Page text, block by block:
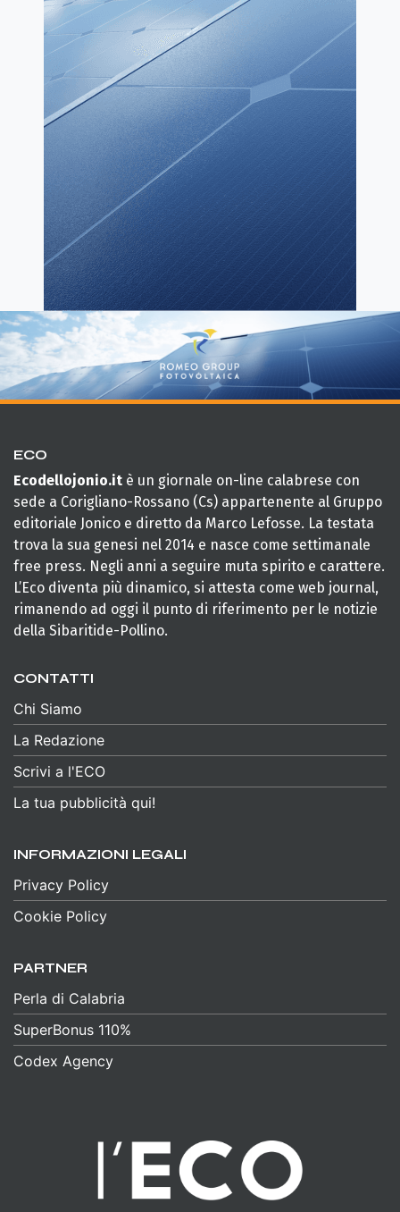
ECO
Ecodellojonio.it è un giornale on-line calabrese con
sede a Corigliano-Rossano (Cs) appartenente al Gruppo
editoriale Jonico e diretto da Marco Lefosse. La testata
trova la sua genesi nel 2014 e nasce come settimanale
free press. Negli anni a seguire muta spirito e carattere.
L’Eco diventa più dinamico, si attesta come web journal,
rimanendo ad oggi il punto di riferimento per le notizie
della Sibaritide-Pollino.
CONTATTI
Chi Siamo
La Redazione
Scrivi a l'ECO
La tua pubblicità qui!
INFORMAZIONI LEGALI
Privacy Policy
Cookie Policy
PARTNER
Perla di Calabria
SuperBonus 110%
Codex Agency